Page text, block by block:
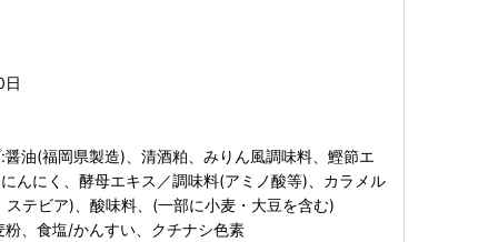
日
油(福岡県製造)、清酒粕、みりん風調味料、鰹節エ
んにく、酵母エキス／調味料(アミノ酸等)、カラメル
ステビア)、酸味料、(一部に小麦・大豆を含む)
、食塩/かんすい、クチナシ色素